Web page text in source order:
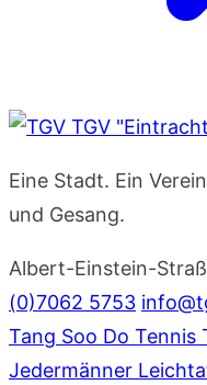
TGV
Eine Stadt. Ein
und Gesang.
Albert-Einstein-
(0)7062 5753
Tang Soo Do Tennis
Jedermänner